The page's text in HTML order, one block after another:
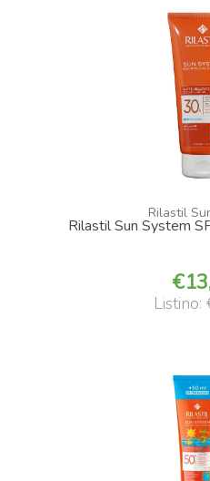
Rilastil
Rilastil Sun System
Listino: